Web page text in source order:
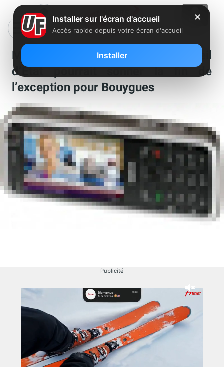
Mobile : Une decision du Conseil
d’Etat pourrait sonner la fin de
l’exception pour Bouygues
Publicité
✕
Installer sur l'écran d'accueil
Accès rapide depuis votre écran d'accueil
Installer